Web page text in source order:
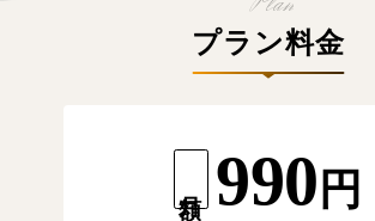
プラン料金
990 円